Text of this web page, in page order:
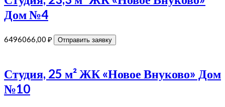
Дом №4
6496066,00 ₽ Отправить заявку
Студия, 25 м² ЖК «Новое Внуково» Дом
№10